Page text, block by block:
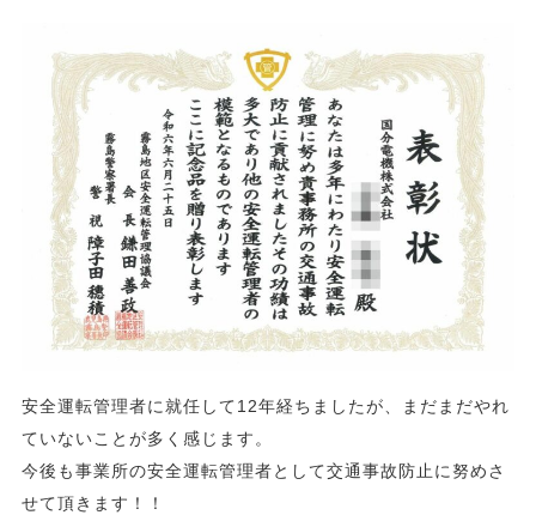
安全運転管理者に就任して12年経ちましたが、まだまだやれ
ていないことが多く感じます。
今後も事業所の安全運転管理者として交通事故防止に努めさ
せて頂きます！！